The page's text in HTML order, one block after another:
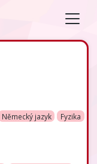
Německý jazyk
Fyzika